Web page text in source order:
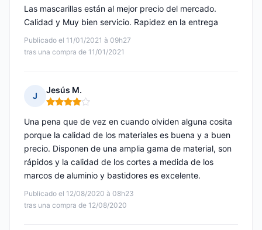
Publicado el 11/01/2021 à 09h27
tras una compra de 11/01/2021
Las mascarillas están al mejor precio del mercado.
Calidad y Muy bien servicio. Rapidez en la entrega
J
Jesús M.
Nota: 4 de 5
Publicado el 12/08/2020 à 08h23
tras una compra de 12/08/2020
Una pena que de vez en cuando olviden alguna cosita
porque la calidad de los materiales es buena y a buen
precio. Disponen de una amplia gama de material, son
rápidos y la calidad de los cortes a medida de los
marcos de aluminio y bastidores es excelente.